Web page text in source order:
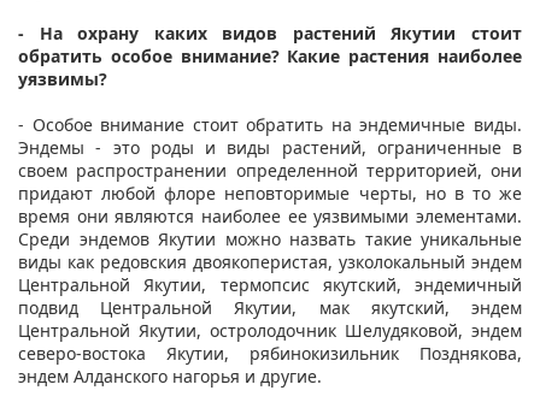
- На охрану каких видов растений Якутии стоит
обратить особое внимание? Какие растения наиболее
уязвимы?
- Особое внимание стоит обратить на эндемичные виды.
Эндемы - это роды и виды растений, ограниченные в
своем распространении определенной территорией, они
придают любой флоре неповторимые черты, но в то же
время они являются наиболее ее уязвимыми элементами.
Среди эндемов Якутии можно назвать такие уникальные
виды как редовския двоякоперистая, узколокальный эндем
Центральной Якутии, термопсис якутский, эндемичный
подвид Центpальной Якутии, мак якутский, эндем
Центральной Якутии, остролодочник Шелудяковой, эндем
северо-востока Якутии, рябинокизильник Позднякова,
эндем Алданского нагорья и другие.